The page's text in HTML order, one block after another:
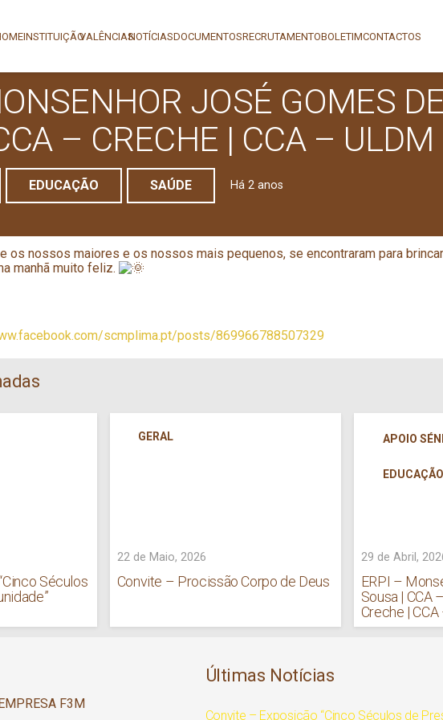
INSTITUIÇÃOVALÊNCIASNOTÍCIASDOCUMENTOSRECRUTAMENTOBOLETIMCONTACTOS
JOSÉ GOMES
– CRECHE | CCA – ULDM
EDUCAÇÃO SAÚDE Há 2 anos
os nossos maiores e os nossos mais pequenos, se encontraram para
manhã muito feliz.
scmplima.pt/posts/869966788507329
Séculos
GERAL
22 de Maio, 2026
Convite – Procissão Corpo de Deus
APOIO
EDUCAÇÃO
29 de Abril,
ERPI –
Sousa | CCA
Creche |
F3M
Últimas Notícias
Convite – Exposição “Cinco Séculos de